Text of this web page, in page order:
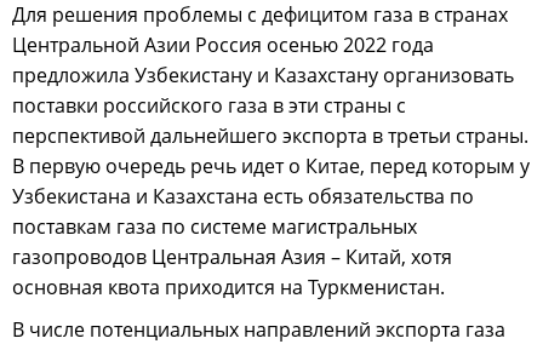
Для решения проблемы с дефицитом газа в странах
Центральной Азии Россия осенью 2022 года
предложила Узбекистану и Казахстану организовать
поставки российского газа в эти страны с
перспективой дальнейшего экспорта в третьи страны.
В первую очередь речь идет о Китае, перед которым у
Узбекистана и Казахстана есть обязательства по
поставкам газа по системе магистральных
газопроводов Центральная Азия – Китай, хотя
основная квота приходится на Туркменистан.
В числе потенциальных направлений экспорта газа